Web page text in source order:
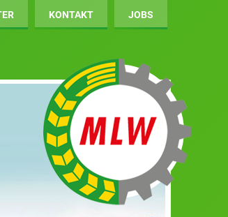
KONTAKT JOBS